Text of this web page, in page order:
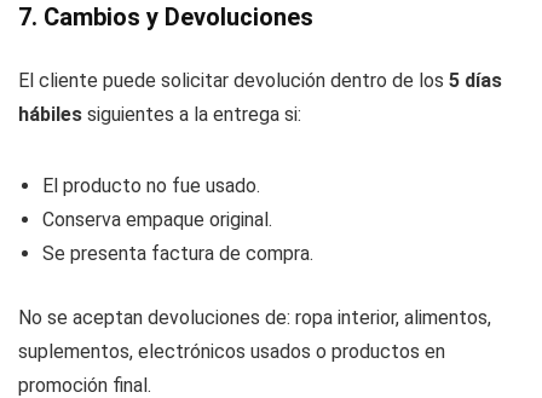
7. Cambios y Devoluciones
El cliente puede solicitar devolución dentro de los 5 días
hábiles siguientes a la entrega si:
El producto no fue usado.
Conserva empaque original.
Se presenta factura de compra.
No se aceptan devoluciones de: ropa interior, alimentos,
suplementos, electrónicos usados o productos en
promoción final.